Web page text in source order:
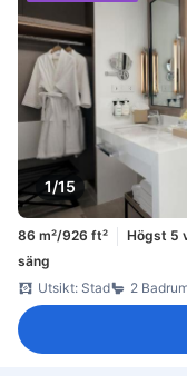
1/15
86 m²/926 ft² Högst 5
säng
Utsikt: Stad
2